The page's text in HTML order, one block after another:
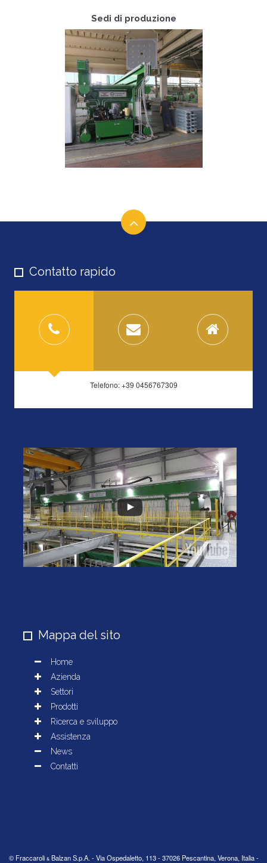
Sedi di produzione
Contatto rapido
Telefono: +39 0456767309
Mappa del sito
© Fraccaroli &Balzan S.p.A. - Via Ospedaletto, 113 - 37026 Pescantina, Verona, Italia -